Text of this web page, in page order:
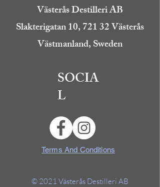
Västerås Destilleri AB
Slakterigatan 10, 721 32 Västerås
Västmanland, Sweden
SOCIA
L
Terms And Conditions
© 2021 Västerås Destilleri AB